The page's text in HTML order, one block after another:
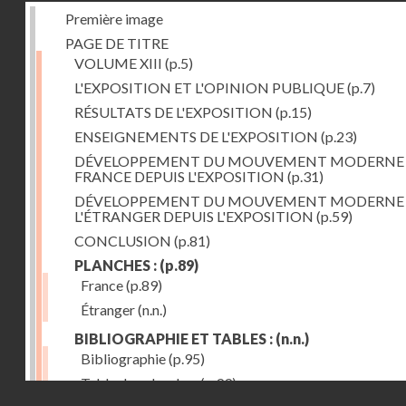
Première image
PAGE DE TITRE
VOLUME XIII (p.5)
L'EXPOSITION ET L'OPINION PUBLIQUE(p.7)
RÉSULTATS DE L'EXPOSITION (p.15)
ENSEIGNEMENTS DE L'EXPOSITION (p.23)
DÉVELOPPEMENT DU MOUVEMENT
FRANCE DEPUIS L'EXPOSITION (p.31)
DÉVELOPPEMENT DU MOUVEMENT
L'ÉTRANGER DEPUIS L'EXPOSITION (p.59)
CONCLUSION (p.81)
PLANCHES : (p.89)
France(p.89)
Étranger(n.n.)
BIBLIOGRAPHIE ET TABLES : (n.n.)
Bibliographie(p.95)
Table des planches(p.99)